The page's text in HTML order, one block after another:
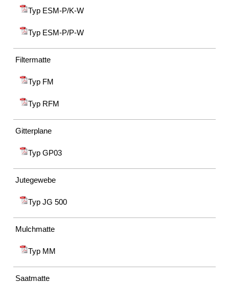
Typ ESM-P/K-W
Typ ESM-P/P-W
Filtermatte
Typ FM
Typ RFM
Gitterplane
Typ GP03
Jutegewebe
Typ JG 500
Mulchmatte
Typ MM
Saatmatte